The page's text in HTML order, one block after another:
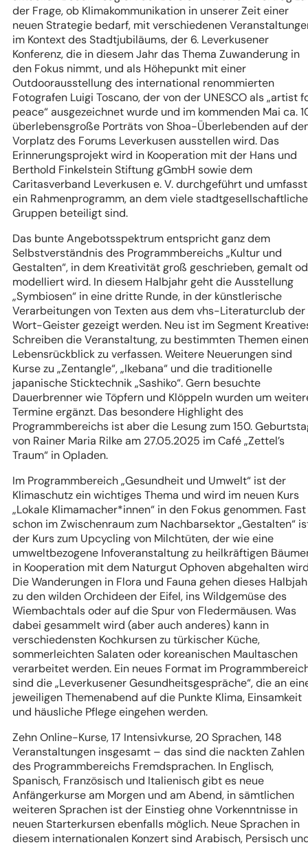
der Frage, ob Klimakommunikation in unserer Zeit einer
neuen Strategie bedarf, mit verschiedenen
im Kontext des Stadtjubiläums, der 6. Leverkusener
Konferenz, die in diesem Jahr das Thema Zuwanderung in
den Fokus nimmt, und als Höhepunkt mit einer
Outdoorausstellung des international renommierten
Fotografen Luigi Toscano, der von der UNESCO als „artist
peace“ ausgezeichnet wurde und im kommenden Mai ca.
überlebensgroße Porträts von Shoa-Überlebenden auf
Vorplatz des Forums Leverkusen ausstellen wird. Das
Erinnerungsprojekt wird in Kooperation mit der Hans und
Berthold Finkelstein Stiftung gGmbH sowie dem
Caritasverband Leverkusen e. V. durchgeführt und umfasst
ein Rahmenprogramm, an dem viele stadtgesellschaftliche
Gruppen beteiligt sind.
Das bunte Angebotsspektrum entspricht ganz dem
Selbstverständnis des Programmbereichs „Kultur und
Gestalten“, in dem Kreativität groß geschrieben, gemalt
modelliert wird. In diesem Halbjahr geht die Ausstellung
„Symbiosen“ in eine dritte Runde, in der künstlerische
Verarbeitungen von Texten aus dem vhs-Literaturclub der
Wort-Geister gezeigt werden. Neu ist im Segment
Schreiben die Veranstaltung, zu bestimmten Themen einen
Lebensrückblick zu verfassen. Weitere Neuerungen sind
Kurse zu „Zentangle“, „Ikebana“ und die traditionelle
japanische Sticktechnik „Sashiko“. Gern besuchte
Dauerbrenner wie Töpfern und Klöppeln wurden um
Termine ergänzt. Das besondere Highlight des
Programmbereichs ist aber die Lesung zum 150.
von Rainer Maria Rilke am 27.05.2025 im Café „Zettel’s
Traum“ in Opladen.
Im Programmbereich „Gesundheit und Umwelt“ ist der
Klimaschutz ein wichtiges Thema und wird im neuen Kurs
„Lokale Klimamacher*innen“ in den Fokus genommen. Fast
schon im Zwischenraum zum Nachbarsektor „Gestalten“
der Kurs zum Upcycling von Milchtüten, der wie eine
umweltbezogene Infoveranstaltung zu heilkräftigen
in Kooperation mit dem Naturgut Ophoven abgehalten
Die Wanderungen in Flora und Fauna gehen dieses
zu den wilden Orchideen der Eifel, ins Wildgemüse des
Wiembachtals oder auf die Spur von Fledermäusen. Was
dabei gesammelt wird (aber auch anderes) kann in
verschiedensten Kochkursen zu türkischer Küche,
sommerleichten Salaten oder koreanischen Maultaschen
verarbeitet werden. Ein neues Format im
sind die „Leverkusener Gesundheitsgespräche“, die an
jeweiligen Themenabend auf die Punkte Klima, Einsamkeit
und häusliche Pflege eingehen werden.
Zehn Online-Kurse, 17 Intensivkurse, 20 Sprachen, 148
Veranstaltungen insgesamt – das sind die nackten Zahlen
des Programmbereichs Fremdsprachen. In Englisch,
Spanisch, Französisch und Italienisch gibt es neue
Anfängerkurse am Morgen und am Abend, in sämtlichen
weiteren Sprachen ist der Einstieg ohne Vorkenntnisse in
neuen Starterkursen ebenfalls möglich. Neue Sprachen in
diesem internationalen Konzert sind Arabisch, Persisch